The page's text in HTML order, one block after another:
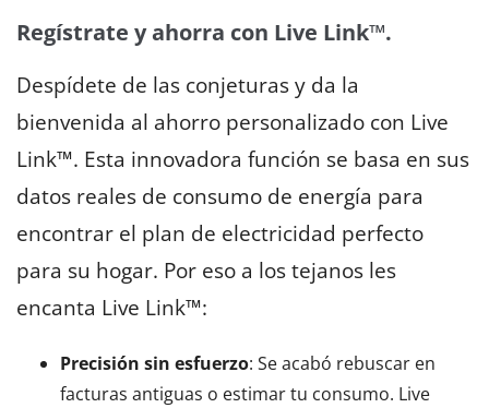
Regístrate y ahorra con Live Link™.
Despídete de las conjeturas y da la
bienvenida al ahorro personalizado con Live
Link™. Esta innovadora función se basa en sus
datos reales de consumo de energía para
encontrar el plan de electricidad perfecto
para su hogar. Por eso a los tejanos les
encanta Live Link™:
Precisión sin esfuerzo: Se acabó rebuscar en
facturas antiguas o estimar tu consumo. Live